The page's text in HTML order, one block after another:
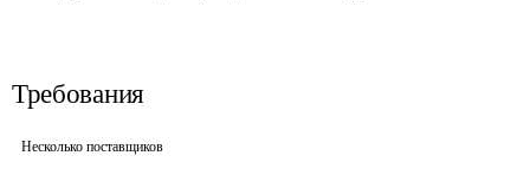
Требования
Несколько поставщиков